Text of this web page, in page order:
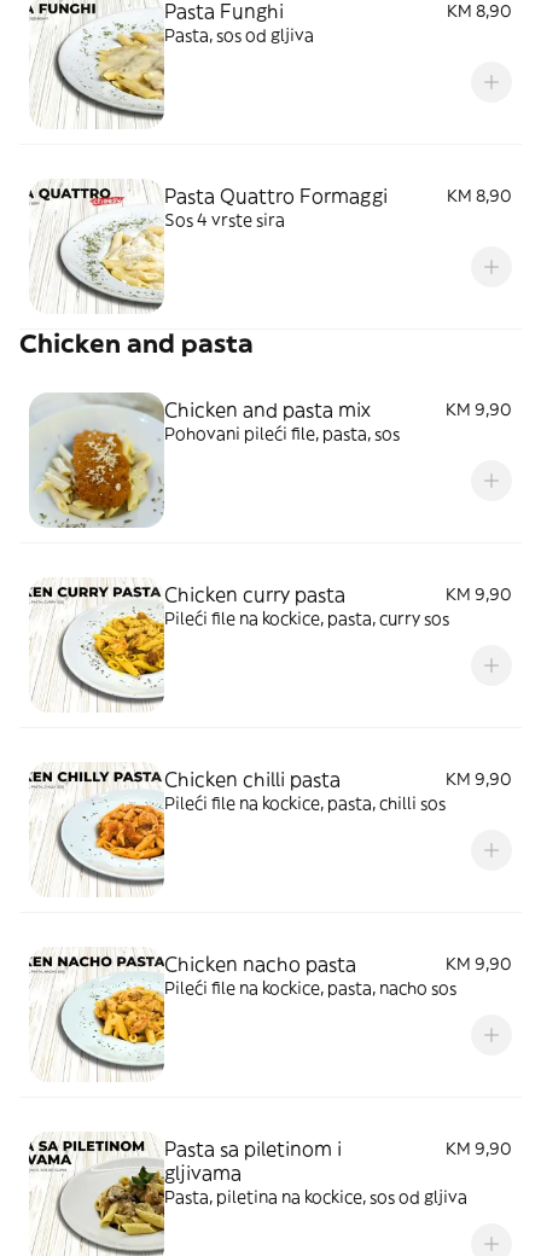
Pasta Funghi
KM 8,90
Pasta, sos od gljiva
Pasta Quattro Formaggi
KM 8,90
Sos 4 vrste sira
Chicken and pasta
Chicken and pasta mix
KM 9,90
Pohovani pileći file, pasta, sos
Chicken curry pasta
KM 9,90
Pileći file na kockice, pasta, curry sos
Chicken chilli pasta
KM 9,90
Pileći file na kockice, pasta, chilli sos
Chicken nacho pasta
KM 9,90
Pileći file na kockice, pasta, nacho sos
Pasta sa piletinom i
gljivama
KM 9,90
Pasta, piletina na kockice, sos od gljiva